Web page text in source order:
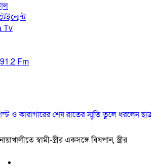
Tv
Fm
কারাগারের শেষ রাতের স্মৃতি তুলে ধরলেন
স্বামী-স্ত্রীর একসঙ্গে বিষপান, স্ত্রীর